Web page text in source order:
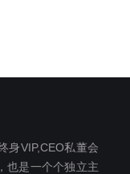
身VIP,CEO私董会
也是一个个独立主